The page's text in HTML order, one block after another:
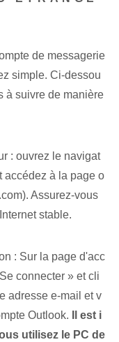
de messagerie
simple. Ci-dessou
à suivre de manière
: ouvrez le navigat
accédez à la page o
Assurez-vous
stable.
: Sur la page d'acc
connecter » et cli
adresse e-mail et v
Outlook.
Il est i
utilisez le PC de